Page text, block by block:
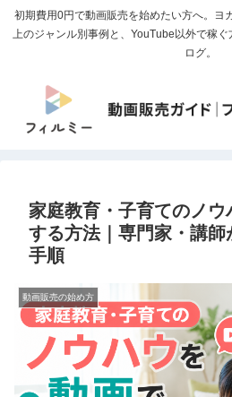
初期費用0円で動画販売を始めたい方へ。ヨ
上のジャンル別事例と、YouTube以外で稼
ログ。
家庭教育・子育てのノ
する方法｜専門家・講師
手順
動画販売の始め方